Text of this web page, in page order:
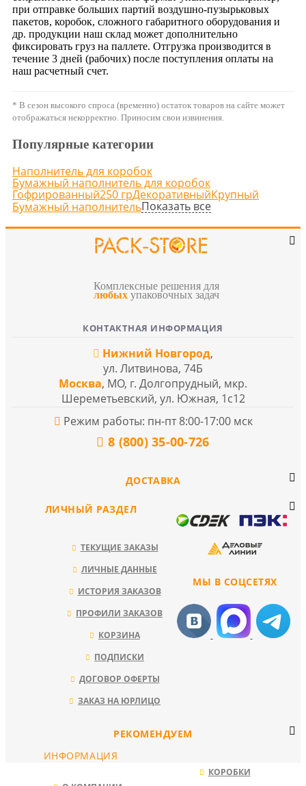
при отправке больших партий воздушно-пузырьковых
пакетов, коробок, сложного габаритного оборудования и
др. продукции наш склад может дополнительно
фиксировать груз на паллете. Отгрузка производится в
течение 3 дней (рабочих) после поступления оплаты на
наш расчетный счет.
* В сезон высокого спроса (временно) остаток товаров на сайте может
отображаться некорректно. Приносим свои извинения.
Популярные категории
Наполнитель для коробок
Бумажный наполнитель для коробок
Гофрированный250 грДекоративныйКрупный
Бумажный наполнительПоказать все
Комплексные решения для
любых упаковочных задач
КОНТАКТНАЯ ИНФОРМАЦИЯ
Нижний Новгород,
ул. Литвинова, 74Б
Москва, МО, г. Долгопрудный, мкр.
Шереметьевский, ул. Южная, 1с12
Режим работы: пн-пт 8:00-17:00 мск
8 (800) 35-00-726
ДОСТАВКА
МЫ В СОЦСЕТЯХ
ЛИЧНЫЙ РАЗДЕЛ
ТЕКУЩИЕ ЗАКАЗЫ
ЛИЧНЫЕ ДАННЫЕ
ИСТОРИЯ ЗАКАЗОВ
ПРОФИЛИ ЗАКАЗОВ
КОРЗИНА
ПОДПИСКИ
ДОГОВОР ОФЕРТЫ
ЗАКАЗ НА ЮРЛИЦО
РЕКОМЕНДУЕМ
КОРОБКИ
ИНФОРМАЦИЯ